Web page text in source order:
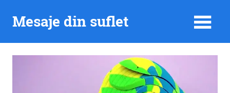
Mesaje din suflet